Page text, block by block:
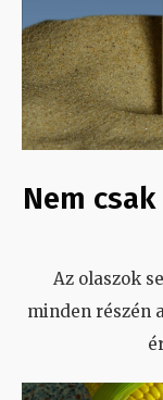
Nem
Az olaszok
minden részén